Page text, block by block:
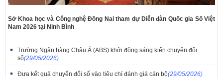
Sở Khoa học và Công nghệ Đồng Nai tham dự Diễn đàn Quốc gia Số Việt
Nam 2026 tại Ninh Bình
Trường Ngân hàng Châu Á (ABS) khởi động sáng kiến chuyển đổi
số(29/05/2026)
​Đưa kết quả chuyển đổi số vào tiêu chí đánh giá cán bộ(29/05/2026)